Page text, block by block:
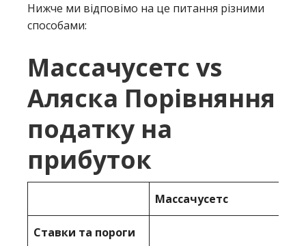
Нижче ми відповімо на це питання різними
способами:
Массачусетс vs
Аляска Порівняння
податку на
прибуток
Массачусетс
Ставки та пороги